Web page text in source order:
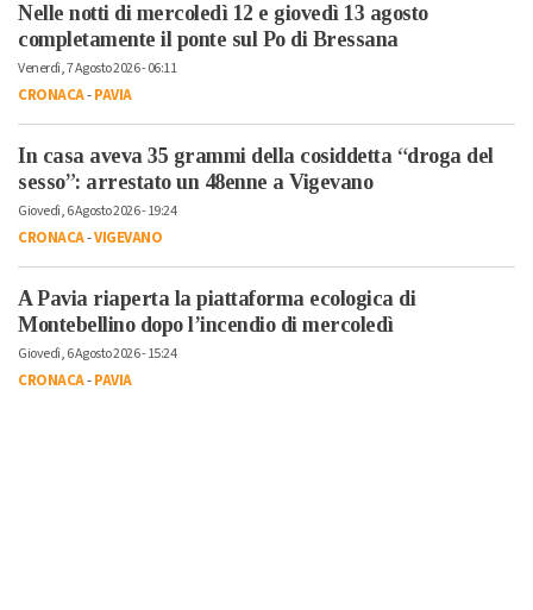
Nelle notti di mercoledì 12 e giovedì 13 agosto
completamente il ponte sul Po di Bressana
Venerdì, 7 Agosto 2026 - 06:11
CRONACA-PAVIA
In casa aveva 35 grammi della cosiddetta “droga del
sesso”: arrestato un 48enne a Vigevano
Giovedì, 6 Agosto 2026 - 19:24
CRONACA-VIGEVANO
A Pavia riaperta la piattaforma ecologica di
Montebellino dopo l’incendio di mercoledì
Giovedì, 6 Agosto 2026 - 15:24
CRONACA-PAVIA